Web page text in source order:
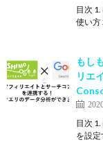
目次
使い
もし
リエ
目次
を設